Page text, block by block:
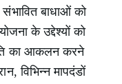
बाधाओं को
के उद्देश्यों को
का आकलन करने
विभिन्न मापदंडों